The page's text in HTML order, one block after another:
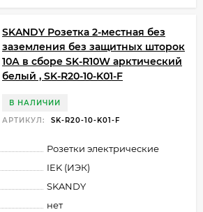
SKANDY Розетка 2-местная без
заземления без защитных шторок
10А в сборе SK-R10W арктический
белый , SK-R20-10-K01-F
В НАЛИЧИИ
АРТИКУЛ:
SK-R20-10-K01-F
Розетки электрические
IEK (ИЭК)
SKANDY
нет